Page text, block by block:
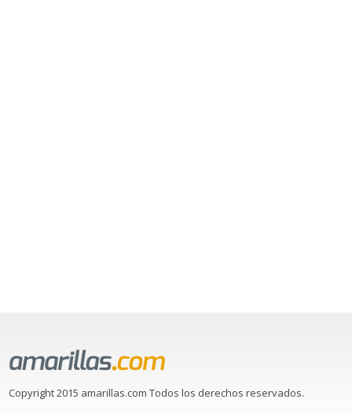
Copyright 2015 amarillas.com Todos los derechos reservados.